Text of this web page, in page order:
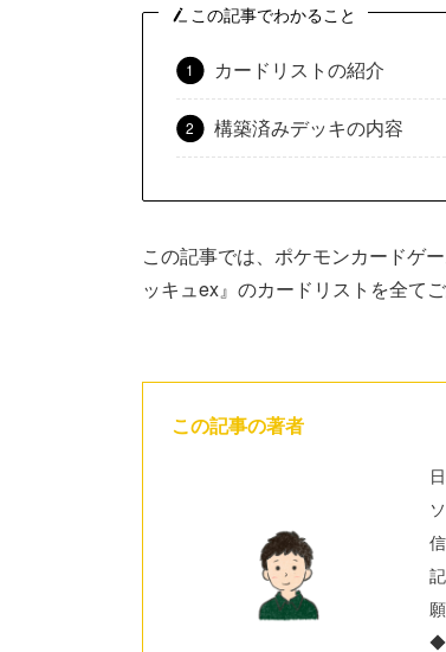
この記事でわかること
カードリストの紹介
構築済みデッキの内容
この記事では、ポケモンカードゲ
ッキュex』のカードリストを全てご
この記事の著者
◆